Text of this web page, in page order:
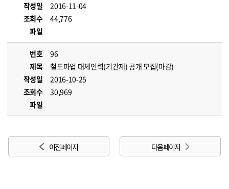
작성일
2016-11-04
조회수
44,776
파일
번호
96
제목
철도파업 대체인력(기간제) 공개 모집(마감)
작성일
2016-10-25
조회수
30,969
파일
이전 페이지 다음 페이지